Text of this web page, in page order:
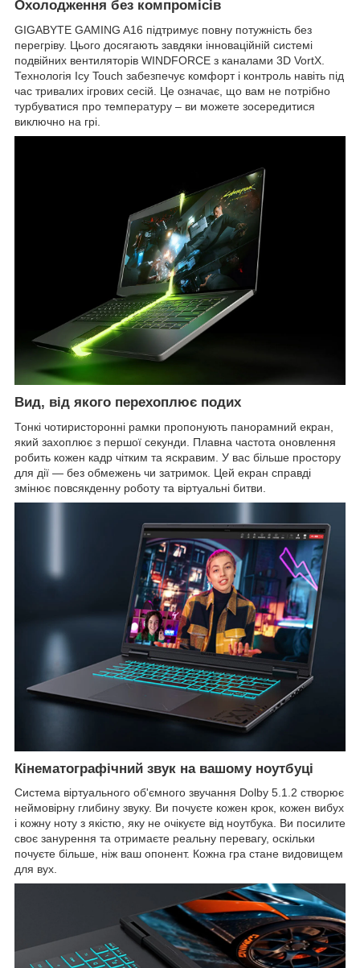
Охолодження без компромісів
GIGABYTE GAMING A16 підтримує повну потужність без
перегріву. Цього досягають завдяки інноваційній системі
подвійних вентиляторів WINDFORCE з каналами 3D VortX.
Технологія Icy Touch забезпечує комфорт і контроль навіть під
час тривалих ігрових сесій. Це означає, що вам не потрібно
турбуватися про температуру – ви можете зосередитися
виключно на грі.
Вид, від якого перехоплює подих
Тонкі чотиристоронні рамки пропонують панорамний екран,
який захоплює з першої секунди. Плавна частота оновлення
робить кожен кадр чітким та яскравим. У вас більше простору
для дії — без обмежень чи затримок. Цей екран справді
змінює повсякденну роботу та віртуальні битви.
Кінематографічний звук на вашому ноутбуці
Система віртуального об'ємного звучання Dolby 5.1.2 створює
неймовірну глибину звуку. Ви почуєте кожен крок, кожен вибух
і кожну ноту з якістю, яку не очікуєте від ноутбука. Ви посилите
своє занурення та отримаєте реальну перевагу, оскільки
почуєте більше, ніж ваш опонент. Кожна гра стане видовищем
для вух.